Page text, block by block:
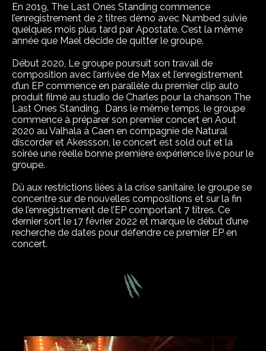
En 2019, The Last Ones Standing commence
l’enregistrement de 2 titres démo avec Numbed suivie
quelques mois plus tard par Apostate. C’est la même
année que Mael décide de quitter le groupe.
Début 2020, Le groupe poursuit son travail de
composition avec l’arrivée de Max et l’enregistrement
d’un EP commence en parallèle du premier clip auto
produit filmé au studio de Charles pour la chanson The
Last Ones Standing. Dans le même temps, le groupe
commence à préparer son premier concert en Aout
2020 au Valhala à Caen en compagnie de Natural
discorder et Akessson, le concert est sold out et la
soirée une réelle bonne première expérience live pour le
groupe.
Dû aux restrictions liées à la crise sanitaire, le groupe se
concentre sur de nouvelles compositions et sur la fin
de l’enregistrement de l’EP comportant 7 titres. Ce
dernier sort le 17 février 2022 et marque le début d’une
recherche de dates pour défendre ce premier EP en
concert.